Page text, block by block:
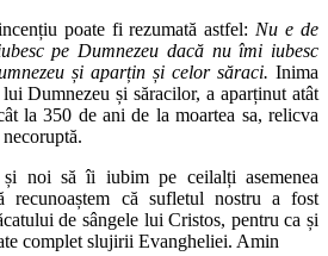
poate fi rezumată astfel: Nu e de
pe Dumnezeu dacă nu îmi iubesc
și aparțin și celor săraci. Inima
Dumnezeu și săracilor, a aparținut atât
la 350 de ani de la moartea sa, relicva
noi să îi iubim pe ceilalți asemenea
recunoaștem că sufletul nostru a fost
de sângele lui Cristos, pentru ca și
complet slujirii Evangheliei. Amin